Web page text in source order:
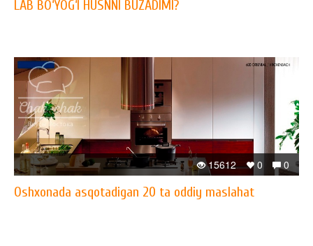
LAB BO‘YOG‘I HUSNNI BUZADIMI?
0
0
15612
Oshxonada asqotadigan 20 ta oddiy maslahat